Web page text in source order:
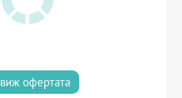
виж офертата